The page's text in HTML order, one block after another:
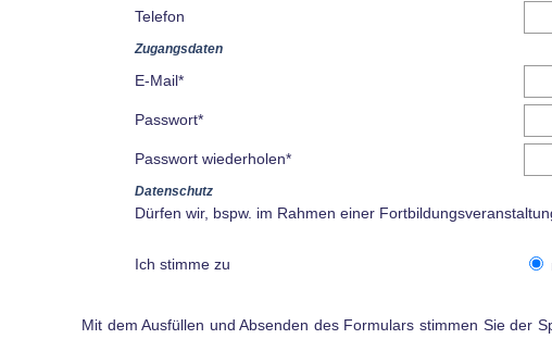
Telefon
Zugangsdaten
E-Mail*
Passwort*
Passwort wiederholen*
Datenschutz
Dürfen wir, bspw. im Rahmen einer
Ich stimme zu
Mit dem Ausfüllen und Absenden des Formulars stimmen Sie der